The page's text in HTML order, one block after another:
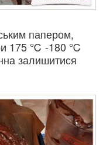
папером,
175 ℃ -180 ℃
залишитися